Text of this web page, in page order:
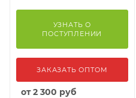
УЗНАТЬ О
ПОСТУПЛЕНИИ
ЗАКАЗАТЬ ОПТОМ
от2 300 руб